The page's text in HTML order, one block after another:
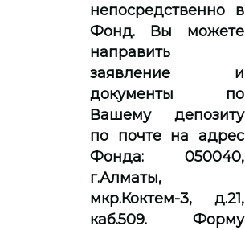
непосредственно в
Фонд. Вы можете
направить
заявление и
документы по
Вашему депозиту
по почте на адрес
Фонда: 050040,
г.Алматы,
мкр.Коктем-3, д.21,
каб.509. Форму